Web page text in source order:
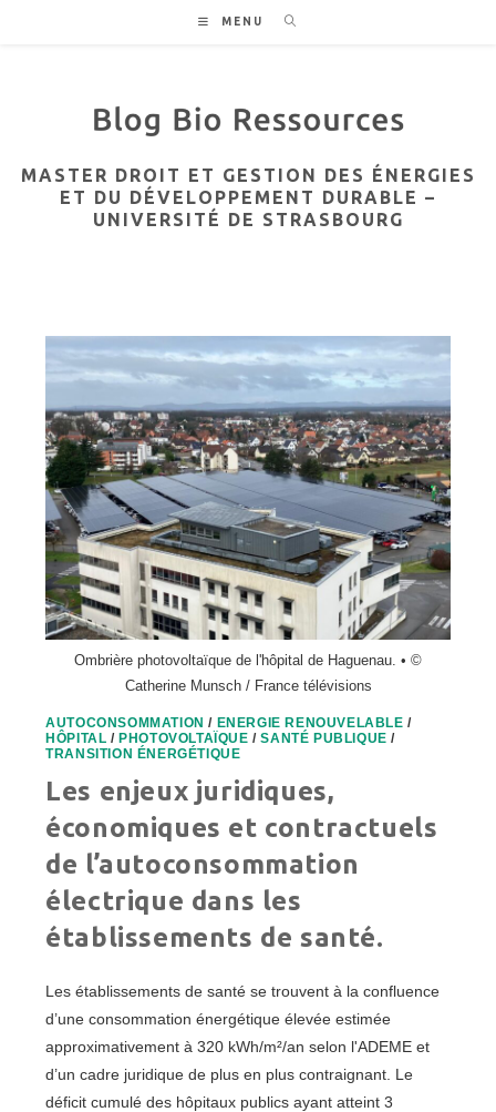
MENU
MASTER DROIT ET GESTION DES ÉNERGIES
ET DU DÉVELOPPEMENT DURABLE –
UNIVERSITÉ DE STRASBOURG
Ombrière photovoltaïque de l'hôpital de Haguenau. • ©
Catherine Munsch / France télévisions
AUTOCONSOMMATION / ENERGIE RENOUVELABLE /
HÔPITAL / PHOTOVOLTAÏQUE /SANTÉ PUBLIQUE /
TRANSITION ÉNERGÉTIQUE
Les enjeux juridiques,
économiques et contractuels
de l’autoconsommation
électrique dans les
établissements de santé.
Les établissements de santé se trouvent à la confluence
d’une consommation énergétique élevée estimée
approximativement à 320 kWh/m²/an selon l'ADEME et
d’un cadre juridique de plus en plus contraignant. Le
déficit cumulé des hôpitaux publics ayant atteint 3